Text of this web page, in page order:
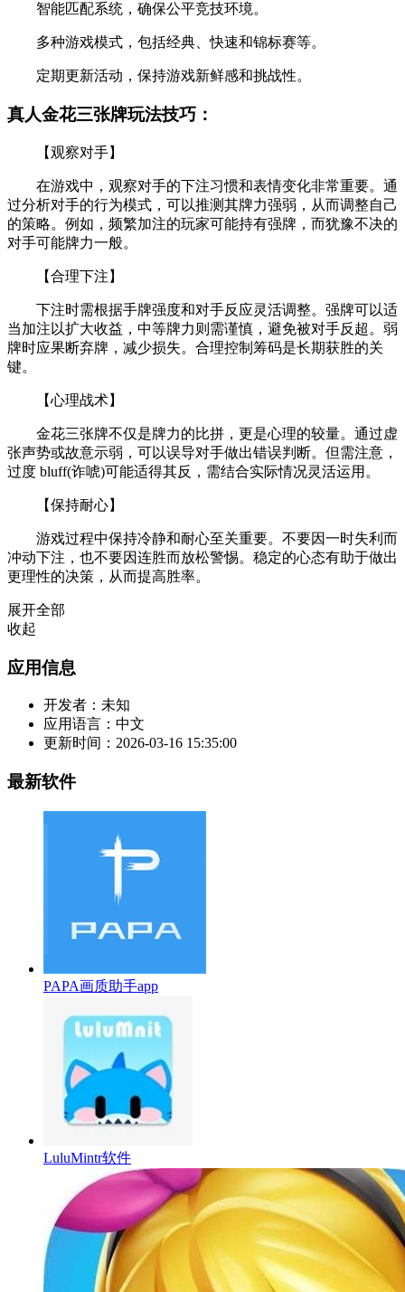
智能匹配系统，确保公平竞技环境。
多种游戏模式，包括经典、快速和锦标赛等。
定期更新活动，保持游戏新鲜感和挑战性。
真人金花三张牌玩法技巧：
【观察对手】
在游戏中，观察对手的下注习惯和表情变化非常重要。通
过分析对手的行为模式，可以推测其牌力强弱，从而调整自己
的策略。例如，频繁加注的玩家可能持有强牌，而犹豫不决的
对手可能牌力一般。
【合理下注】
下注时需根据手牌强度和对手反应灵活调整。强牌可以适
当加注以扩大收益，中等牌力则需谨慎，避免被对手反超。弱
牌时应果断弃牌，减少损失。合理控制筹码是长期获胜的关
键。
【心理战术】
金花三张牌不仅是牌力的比拼，更是心理的较量。通过虚
张声势或故意示弱，可以误导对手做出错误判断。但需注意，
过度 bluff(诈唬)可能适得其反，需结合实际情况灵活运用。
【保持耐心】
游戏过程中保持冷静和耐心至关重要。不要因一时失利而
冲动下注，也不要因连胜而放松警惕。稳定的心态有助于做出
更理性的决策，从而提高胜率。
展开全部
收起
应用信息
开发者： 未知
应用语言： 中文
更新时间： 2026-03-16 15:35:00
最新软件
PAPA画质助手app
LuluMintr软件